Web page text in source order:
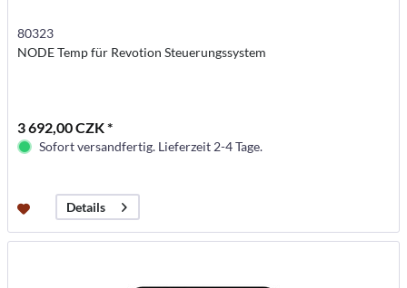
80323
NODE Temp für Revotion Steuerungssystem
3 692,00 CZK *
Sofort versandfertig. Lieferzeit 2-4 Tage.
Details